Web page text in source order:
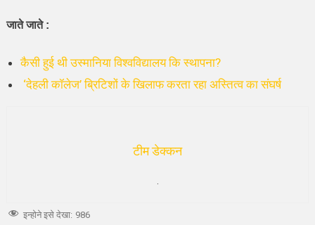
जाते जाते :
कैसी हुई थी उस्मानिया विश्वविद्यालय कि स्थापना?
‘देहली कॉलेज’ ब्रिटिशों के खिलाफ करता रहा अस्तित्व का संघर्ष
टीम डेक्कन
इन्होने इसे देखा: 986